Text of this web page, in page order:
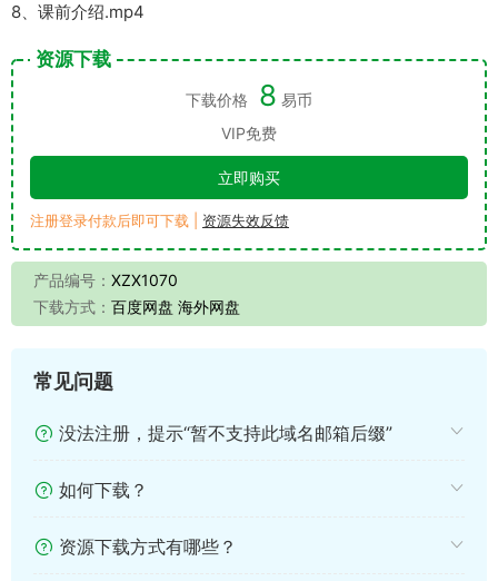
8、课前介绍.mp4
资源下载
下载价格 8 易币
VIP免费
立即购买
注册登录付款后即可下载 | 资源失效反馈
产品编号： XZX1070
下载方式： 百度网盘 海外网盘
常见问题
没法注册，提示“暂不支持此域名邮箱后缀”
如何下载？
资源下载方式有哪些？